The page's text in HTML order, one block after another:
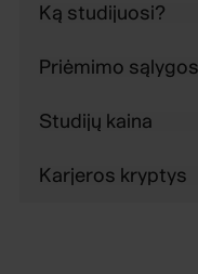
Ką studijuosi?
1 Bendrieji
bakalauro
Priėmimo sąlygos
Studijų kaina
Karjeros kryptys